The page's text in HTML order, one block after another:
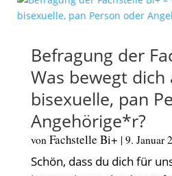
Befragung der
Was bewegt dich
bisexuelle, pan
Angehörige*r?
von Fachstelle Bi+ | 9. Januar
Schön, dass du dich für